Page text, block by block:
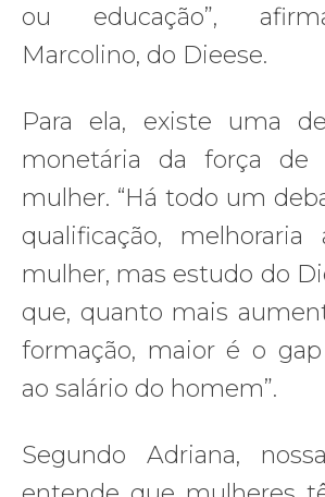
ou educação”,
Marcolino, do Dieese.
Para ela, existe uma
monetária da força de
mulher. “Há todo um
qualificação,
mulher, mas estudo do
que, quanto mais
formação, maior é o
ao salário do homem”.
Segundo Adriana,